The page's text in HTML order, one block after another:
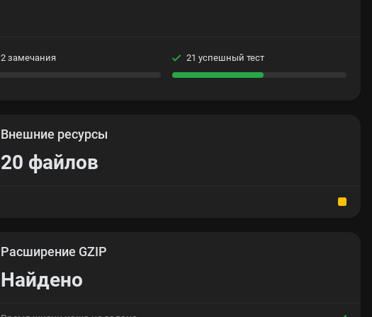
2 замечания 21 успешный тест
Внешние ресурсы
20 файлов
Расширение GZIP
Найдено